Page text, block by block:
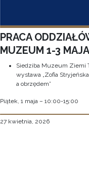
PRACA
MUZEUM 1-3
Siedziba Muzeum Ziemi
wystawa „Zofia
a obrzędem”
Piątek, 1 maja – 10:00-15:00
27 kwietnia, 2026